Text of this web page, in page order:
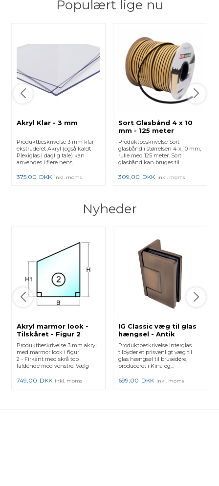
Populært lige nu
Akryl Klar - 3 mm
Produktbeskrivelse 3 mm klar
ekstruderet Akryl (også kaldt
Plexiglas i daglig tale) kan
anvendes i flere hens...
375,00 DKK inkl. moms
Sort Glasbånd 4 x 10
mm - 125 meter
Produktbeskrivelse Sort
glasbånd i størrelsen 4 x 10 mm,
rulle med 125 meter. Sort
glasbånd kan bruges til...
309,00 DKK inkl. moms
Nyheder
Akryl marmor look -
Tilskåret - Figur 2
Produktbeskrivelse 3 mm akryl
med marmor look i figur
2 - Firkant med skrå top
faldende mod venstre. Vælg
749,00 DKK inkl. moms
IG Classic væg til glas
hængsel - Antik
Messing - 1 stk.
Produktbeskrivelse Interglas
tilbyder et prisvenligt væg til
glas hængsel til brusedøre,
produceret i Kina og...
699,00 DKK inkl. moms